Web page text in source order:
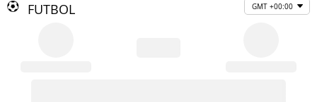
FUTBOL GMT +00:00